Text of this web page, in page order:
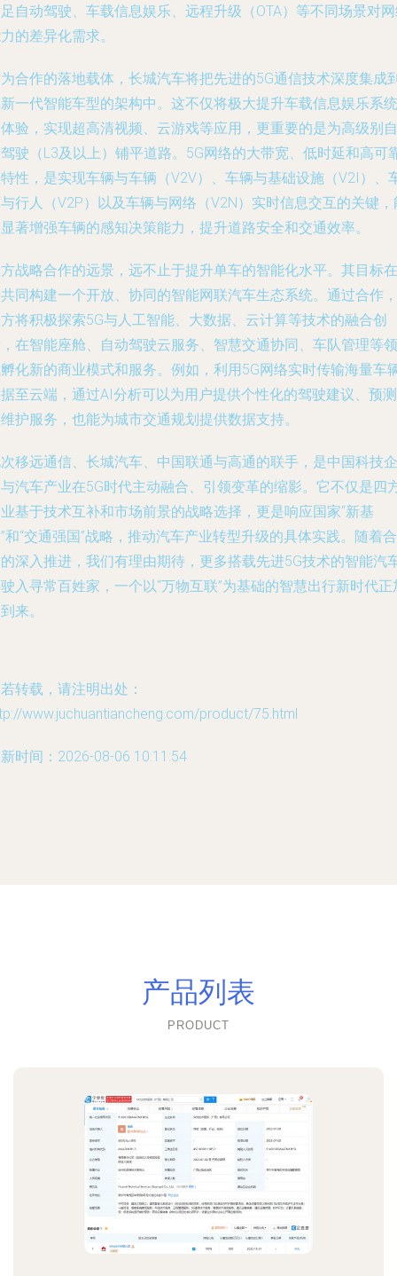
自动驾驶、车载信息娱乐、远程升级（OTA）等不同场景对
的差异化需求。
合作的落地载体，长城汽车将把先进的5G通信技术深度集成
一代智能车型的架构中。这不仅将极大提升车载信息娱乐系统
验，实现超高清视频、云游戏等应用，更重要的是为高级别自
驶（L3及以上）铺平道路。5G网络的大带宽、低时延和高可
性，是实现车辆与车辆（V2V）、车辆与基础设施（V2I）、
行人（V2P）以及车辆与网络（V2N）实时信息交互的关键，
著增强车辆的感知决策能力，提升道路安全和交通效率。
战略合作的远景，远不止于提升单车的智能化水平。其目标在
同构建一个开放、协同的智能网联汽车生态系统。通过合作，
将积极探索5G与人工智能、大数据、云计算等技术的融合创
在智能座舱、自动驾驶云服务、智慧交通协同、车队管理等领
化新的商业模式和服务。例如，利用5G网络实时传输海量车
至云端，通过AI分析可以为用户提供个性化的驾驶建议、预测
护服务，也能为城市交通规划提供数据支持。
移远通信、长城汽车、中国联通与高通的联手，是中国科技企
汽车产业在5G时代主动融合、引领变革的缩影。它不仅是四
基于技术互补和市场前景的战略选择，更是响应国家“新基
和“交通强国”战略，推动汽车产业转型升级的具体实践。随着合
深入推进，我们有理由期待，更多搭载先进5G技术的智能汽
入寻常百姓家，一个以“万物互联”为基础的智慧出行新时代正
来。
转载，请注明出处：
www.juchuantiancheng.com/product/75.html
时间：2026-08-06 10:11:54
产品列表
PRODUCT